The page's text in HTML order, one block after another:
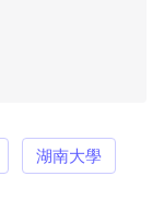
湖南大學